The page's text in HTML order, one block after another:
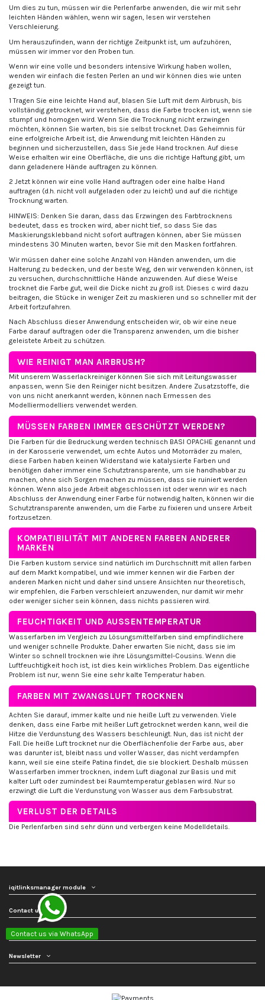
Um dies zu tun, müssen wir die Perlenfarbe anwenden, die wir mit sehr
leichten Händen wählen, wenn wir sagen, lesen wir verstehen
Verschleierung.
Um herauszufinden, wann der richtige Zeitpunkt ist, um aufzuhören,
müssen wir immer vor den Proben tun.
Wenn wir eine volle und besonders intensive Wirkung haben wollen,
wenden wir einfach die festen Perlen an und wir können dies wie unten
gezeigt tun.
1 Tragen Sie eine leichte Hand auf, blasen Sie Luft mit dem Airbrush, bis
vollständig getrocknet, wir verstehen, dass die Farbe trocken ist, wenn sie
stumpf und homogen wird. Wenn Sie die Trocknung nicht erzwingen
möchten, können Sie warten, bis sie selbst trocknet. Das Geheimnis für
eine erfolgreiche Arbeit ist, die Anwendung mit leichten Händen zu
beginnen und sicherzustellen, dass Sie jede Hand trocknen. Auf diese
Weise erhalten wir eine Oberfläche, die uns die richtige Haftung gibt, um
dann geladenere Hände auftragen zu können.
2 Jetzt können wir eine volle Hand auftragen oder eine halbe Hand
auftragen (d.h. nicht voll aufgeladen oder zu leicht) und auf die richtige
Trocknung warten.
HINWEIS: Denken Sie daran, dass das Erzwingen des Farbtrocknens
bedeutet, dass es trocken wird, aber nicht tief, so dass Sie das
Maskierungsklebband nicht sofort auftragen können, aber Sie müssen
mindestens 30 Minuten warten, bevor Sie mit den Masken fortfahren.
Wir müssen daher eine solche Anzahl von Händen anwenden, um die
Halterung zu bedecken, und der beste Weg, den wir verwenden können, ist
zu versuchen, durchschnittliche Hände anzuwenden. Auf diese Weise
trocknet die Farbe gut, weil die Dicke nicht zu groß ist. Dieses c wird dazu
beitragen, die Stücke in weniger Zeit zu maskieren und so schneller mit der
Arbeit fortzufahren.
Nach Abschluss dieser Anwendung entscheiden wir, ob wir eine neue
Farbe darauf auftragen oder die Transparenz anwenden, um die bisher
geleistete Arbeit zu schützen.
WIE REINIGT MAN AIRBRUSH?
Mit unserem Wasserlackreiniger können Sie sich mit Leitungswasser
anpassen, wenn Sie den Reiniger nicht besitzen. Andere Zusatzstoffe, die
von uns nicht anerkannt werden, können nach Ermessen des
Modelliermodelliers verwendet werden.
MÜSSEN FARBEN IMMER GESCHÜTZT WERDEN?
Die Farben für die Bedruckung werden technisch BASI OPACHE genannt und
in der Karosserie verwendet, um echte Autos und Motorräder zu malen,
diese Farben haben keinen Widerstand wie katalysierte Farben und
benötigen daher immer eine Schutztransparente, um sie handhabbar zu
machen, ohne sich Sorgen machen zu müssen, dass sie ruiniert werden
können. Wenn also jede Arbeit abgeschlossen ist oder wenn wir es nach
Abschluss der Anwendung einer Farbe für notwendig halten, können wir die
Schutztransparente anwenden, um die Farbe zu fixieren und unsere Arbeit
fortzusetzen.
KOMPATIBILITÄT MIT ANDEREN FARBEN ANDERER
MARKEN
Die Farben kustom service sind natürlich im Durchschnitt mit allen farben
auf dem Markt kompatibel, und wie immer kennen wir die Farben der
anderen Marken nicht und daher sind unsere Ansichten nur theoretisch,
wir empfehlen, die Farben verschleiert anzuwenden, nur damit wir mehr
oder weniger sicher sein können, dass nichts passieren wird.
FEUCHTIGKEIT UND AUSSENTEMPERATUR
Wasserfarben im Vergleich zu Lösungsmittelfarben sind empfindlichere
und weniger schnelle Produkte. Daher erwarten Sie nicht, dass sie im
Winter so schnell trocknen wie ihre Lösungsmittel-Cousins. Wenn die
Luftfeuchtigkeit hoch ist, ist dies kein wirkliches Problem. Das eigentliche
Problem ist nur, wenn Sie eine sehr kalte Temperatur haben.
FARBEN MIT ZWANGSLUFT TROCKNEN
Achten Sie darauf, immer kalte und nie heiße Luft zu verwenden. Viele
denken, dass eine Farbe mit heißer Luft getrocknet werden kann, weil die
Hitze die Verdunstung des Wassers beschleunigt. Nun, das ist nicht der
Fall. Die heiße Luft trocknet nur die Oberflächenfolie der Farbe aus, aber
was darunter ist, bleibt nass und voller Wasser, das nicht verdampfen
kann, weil sie eine steife Patina findet, die sie blockiert. Deshalb müssen
Wasserfarben immer trocknen, indem Luft diagonal zur Basis und mit
kalter Luft oder zumindest bei Raumtemperatur geblasen wird. Nur so
erzwingt die Luft die Verdunstung von Wasser aus dem Farbsubstrat.
VERLUST DER DETAILS
Die Perlenfarben sind sehr dünn und verbergen keine Modelldetails.
iqitlinksmanager module
Contact us
Contact us via WhatsApp
Follow us
Newsletter